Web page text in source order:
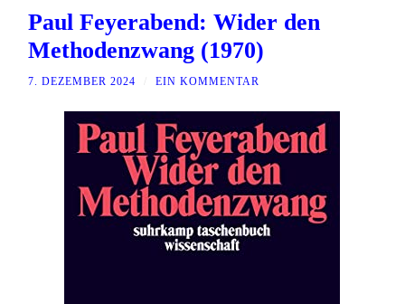
Paul Feyerabend: Wider den
Methodenzwang (1970)
7. DEZEMBER 2024 EIN KOMMENTAR